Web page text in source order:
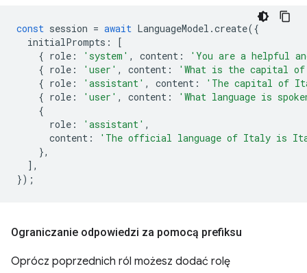
const session = await LanguageModel .create({
initialPrompts :
[
{ role : 'system' , content :
'You are a helpful
{ role : 'user' , content :
'What is the capital
{ role : 'assistant' , content :
'The capital of
{ role : 'user' , content :
'What language is
{
role : 'assistant' ,
content :
'The official language of Italy is
},
],
});
Ograniczanie odpowiedzi za pomocą prefiksu
Oprócz poprzednich ról możesz dodać rolę